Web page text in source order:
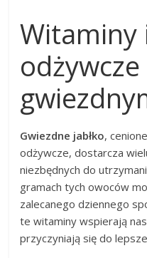
Witaminy
Gwiezdne jabłko,
odżywcze, dostarcza
niezbędnych do
gramach tych owoców
zalecanego dziennego
te witaminy wspierają
przyczyniają się do